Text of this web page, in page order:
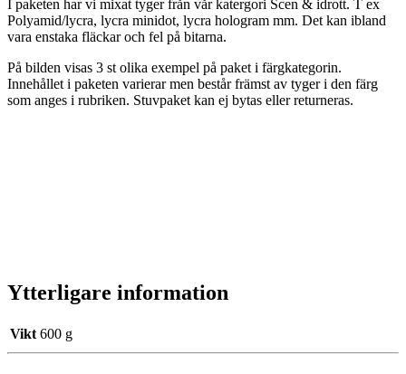
I paketen har vi mixat tyger från vår katergori Scen & idrott. T ex
Polyamid/lycra, lycra minidot, lycra hologram mm. Det kan ibland
vara enstaka fläckar och fel på bitarna.
På bilden visas 3 st olika exempel på paket i färgkategorin.
Innehållet i paketen varierar men består främst av tyger i den färg
som anges i rubriken. Stuvpaket kan ej bytas eller returneras.
Ytterligare information
Vikt 600 g